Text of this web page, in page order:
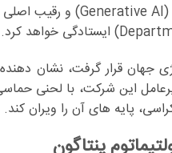
جهان قرار گرفت، نشان
این شرکت، با لحنی
پایه های آن را ویران کند.